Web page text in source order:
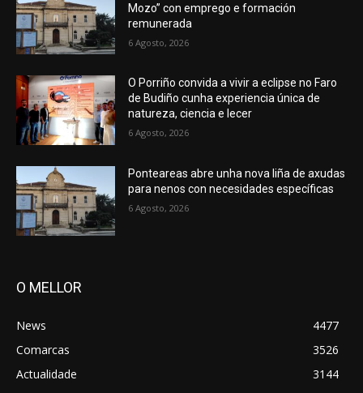
Mozo” con emprego e formación
remunerada
6 Agosto, 2026
O Porriño convida a vivir a eclipse no Faro
de Budiño cunha experiencia única de
natureza, ciencia e lecer
6 Agosto, 2026
Ponteareas abre unha nova liña de axudas
para nenos con necesidades específicas
6 Agosto, 2026
O MELLOR
News
4477
Comarcas
3526
Actualidade
3144